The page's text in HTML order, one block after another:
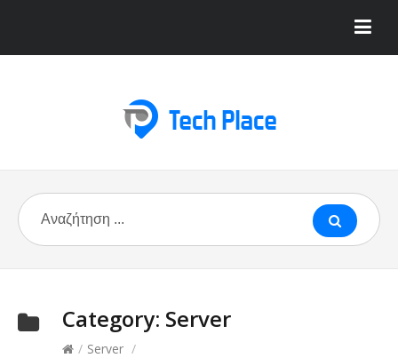
Category: Server
/ Server /